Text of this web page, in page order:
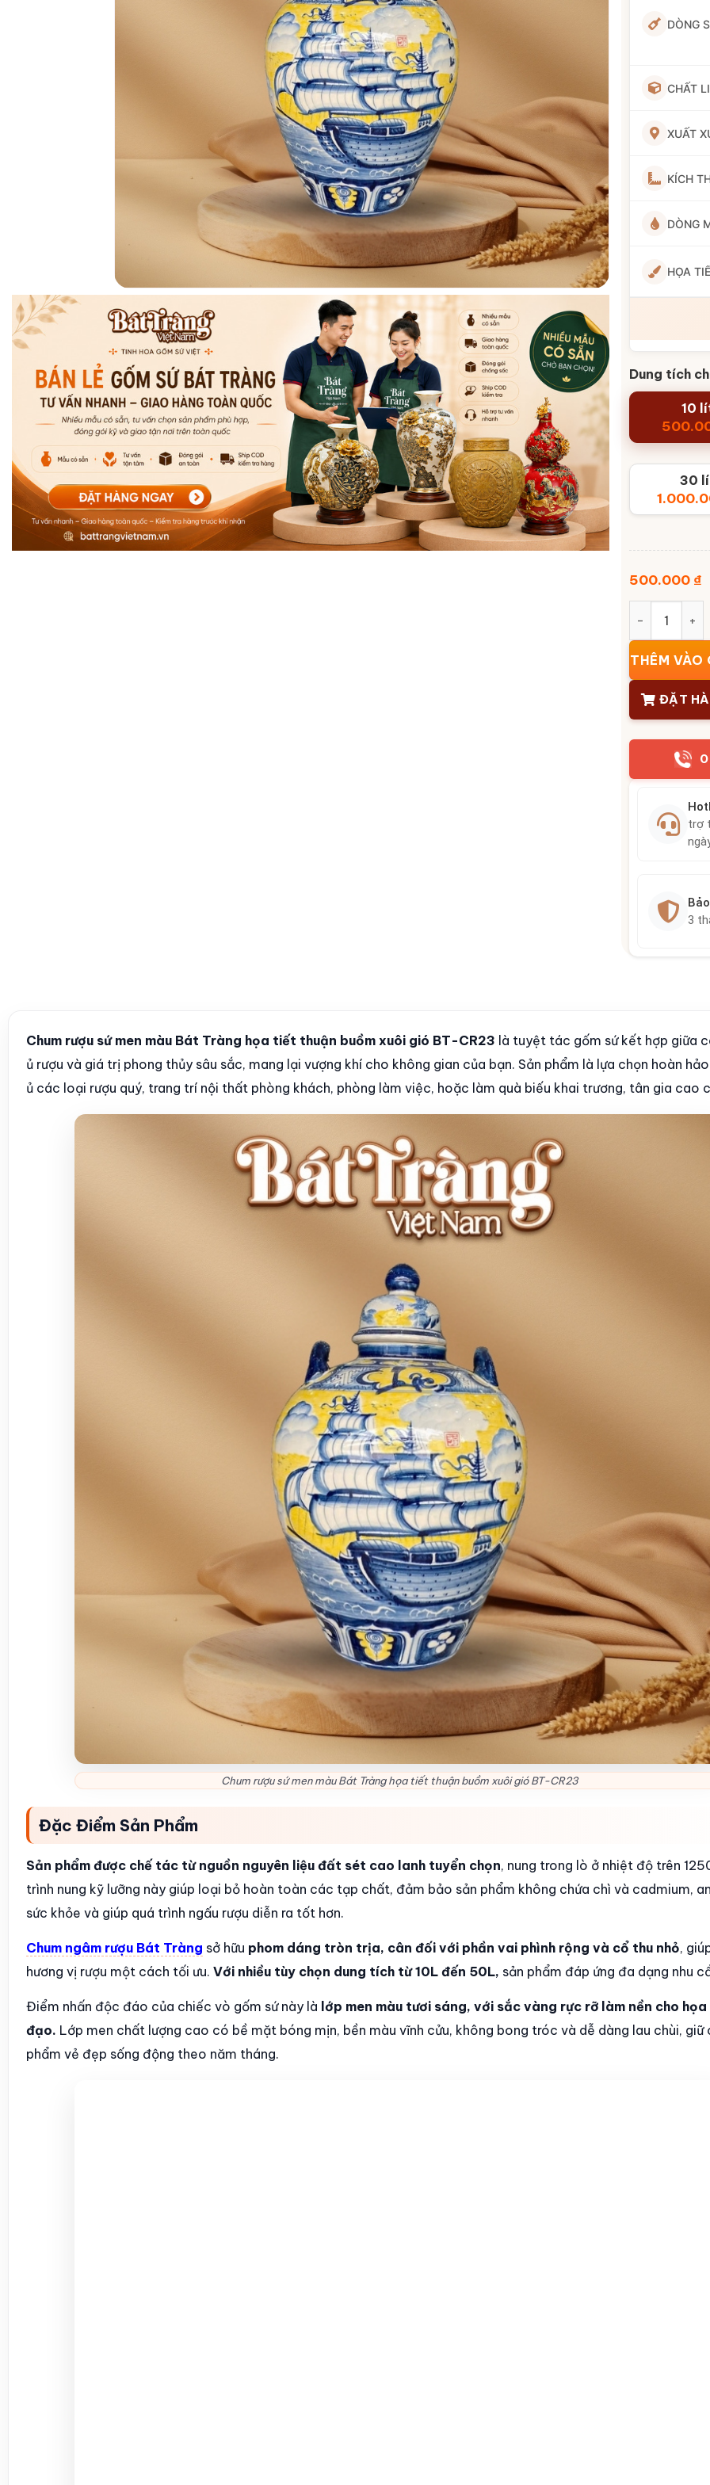
DÒNG
CHẤT
XUẤT
KÍCH
DÒNG
HỌA
Dung tích
10
30
500.000 ₫
THÊM VÀO
ĐẶT
trợ
3
Chum rượu sứ men màu Bát Tràng họa tiết thuận buồm xuôi gió BT-CR23 là tuyệt tác gốm sứ kết hợp giữa
ủ rượu và giá trị phong thủy sâu sắc, mang lại vượng khí cho không gian của bạn. Sản phẩm là lựa chọn hoàn
ủ các loại rượu quý, trang trí nội thất phòng khách, phòng làm việc, hoặc làm quà biếu khai trương, tân gia cao
Chum rượu sứ men màu Bát Tràng họa tiết thuận buồm xuôi gió BT-CR23
Đặc Điểm Sản Phẩm
Sản phẩm được chế tác từ nguồn nguyên liệu đất sét cao lanh tuyển chọn, nung trong lò ở nhiệt độ trên
trình nung kỹ lưỡng này giúp loại bỏ hoàn toàn các tạp chất, đảm bảo sản phẩm không chứa chì và cadmium,
sức khỏe và giúp quá trình ngấu rượu diễn ra tốt hơn.
Chum ngâm rượu Bát Tràng sở hữu phom dáng tròn trịa, cân đối với phần vai phình rộng và cổ thu nhỏ,
hương vị rượu một cách tối ưu. Với nhiều tùy chọn dung tích từ 10L đến 50L, sản phẩm đáp ứng đa dạng nhu
Điểm nhấn độc đáo của chiếc vò gốm sứ này là lớp men màu tươi sáng, với sắc vàng rực rỡ làm nền cho
đạo. Lớp men chất lượng cao có bề mặt bóng mịn, bền màu vĩnh cửu, không bong tróc và dễ dàng lau chùi, giữ
phẩm vẻ đẹp sống động theo năm tháng.